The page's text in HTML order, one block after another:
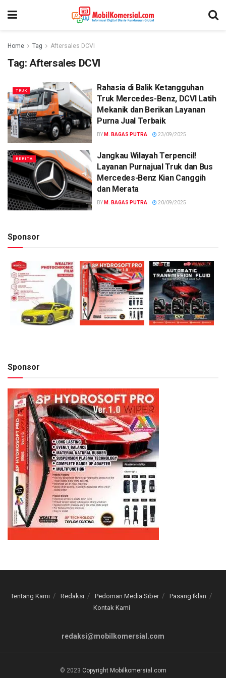
Home Tag Aftersales DCVI
Tag: Aftersales DCVI
TRUK
Rahasia di Balik Ketangguhan
Truk Mercedes-Benz, DCVI Latih
Mekanik dan Berikan Layanan
Purna Jual Terbaik
BY M. BAGAS PUTRA 23/09/2025
BERITA
Jangkau Wilayah Terpencil!
Layanan Purnajual Truk dan Bus
Mercedes-Benz Kian Canggih
dan Merata
BY M. BAGAS PUTRA 20/09/2025
Sponsor
Sponsor
Tentang Kami Redaksi Pedoman Media Siber
Pasang Iklan
Kontak Kami
redaksi@mobilkomersial.com
© 2023 Copyright Mobilkomersial.com